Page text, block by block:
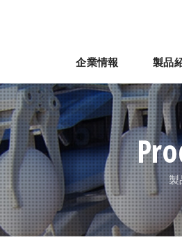
企業情報
要 経営理念 拠点紹介 世界
製品
タワー型システム 検査装置
採用 パート・アルバイト採用
製